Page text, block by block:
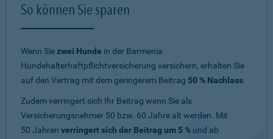
So können Sie sparen
Wenn Siezwei Hunde in der Barmenia
Hundehalterhaftpflichtversicherung versichern, erhalten Sie
auf den Vertrag mit dem geringerem Beitrag 50 % Nachlass.
Zudem verringert sich Ihr Beitrag wenn Sie als
Versicherungsnehmer 50 bzw. 60 Jahre alt werden. Mit
50 Jahren verringert sich der Beitrag um 5 % und ab